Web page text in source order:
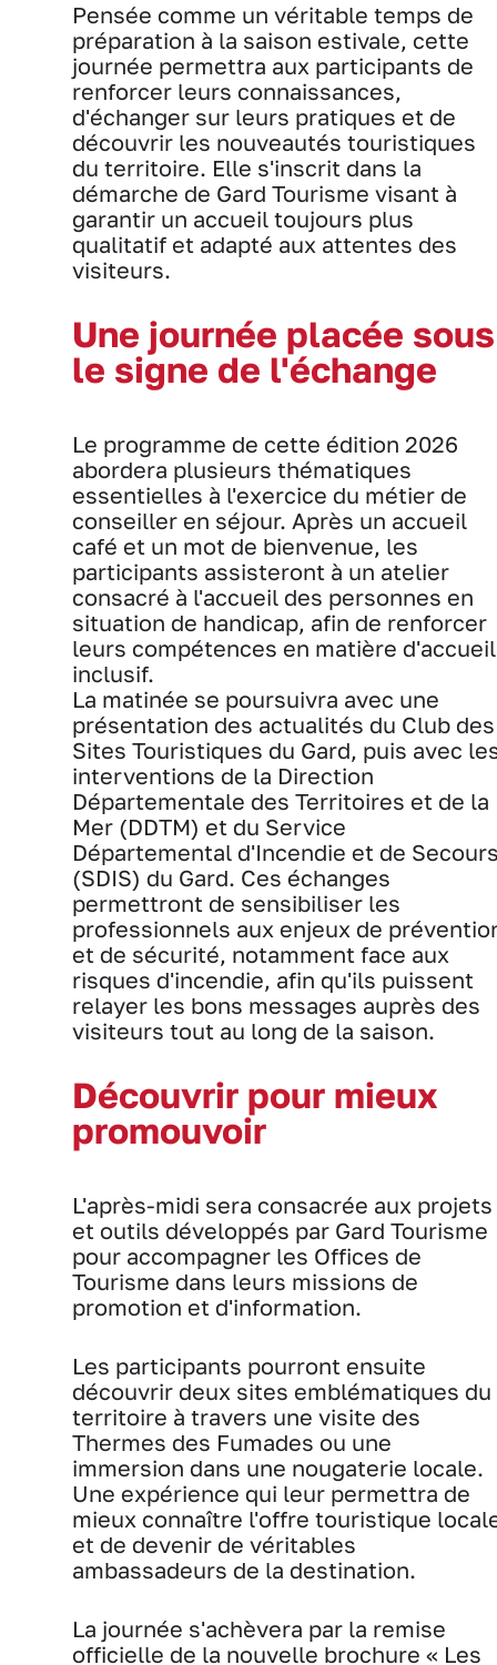
Pensée comme un véritable temps de
préparation à la saison estivale, cette
journée permettra aux participants de
renforcer leurs connaissances,
d'échanger sur leurs pratiques et de
découvrir les nouveautés touristiques
du territoire. Elle s'inscrit dans la
démarche de Gard Tourisme visant à
garantir un accueil toujours plus
qualitatif et adapté aux attentes des
visiteurs.
Une journée placée sous
le signe de l'échange
Le programme de cette édition 2026
abordera plusieurs thématiques
essentielles à l'exercice du métier de
conseiller en séjour. Après un accueil
café et un mot de bienvenue, les
participants assisteront à un atelier
consacré à l'accueil des personnes en
situation de handicap, afin de renforcer
leurs compétences en matière d'accueil
inclusif.
La matinée se poursuivra avec une
présentation des actualités du Club des
Sites Touristiques du Gard, puis avec
interventions de la Direction
Départementale des Territoires et de la
Mer (DDTM) et du Service
Départemental d'Incendie et de
(SDIS) du Gard. Ces échanges
permettront de sensibiliser les
professionnels aux enjeux de
et de sécurité, notamment face aux
risques d'incendie, afin qu'ils puissent
relayer les bons messages auprès des
visiteurs tout au long de la saison.
Découvrir pour mieux
promouvoir
L'après-midi sera consacrée aux projets
et outils développés par Gard Tourisme
pour accompagner les Offices de
Tourisme dans leurs missions de
promotion et d'information.
Les participants pourront ensuite
découvrir deux sites emblématiques du
territoire à travers une visite des
Thermes des Fumades ou une
immersion dans une nougaterie locale.
Une expérience qui leur permettra de
mieux connaître l'offre touristique
et de devenir de véritables
ambassadeurs de la destination.
La journée s'achèvera par la remise
officielle de la nouvelle brochure « Les